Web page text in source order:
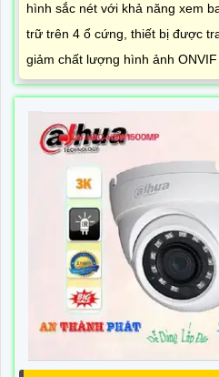
hình sắc nét với khả năng xem
trữ trên 4 ổ cứng, thiết bị được
giảm chất lượng hình ảnh ONVIF